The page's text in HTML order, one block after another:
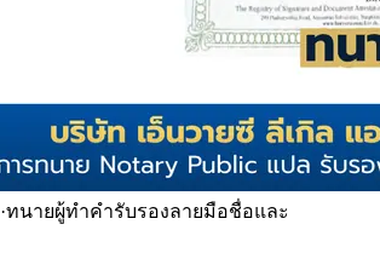
·ทนายผู้ทำคำรับรองลายมือชื่อและ